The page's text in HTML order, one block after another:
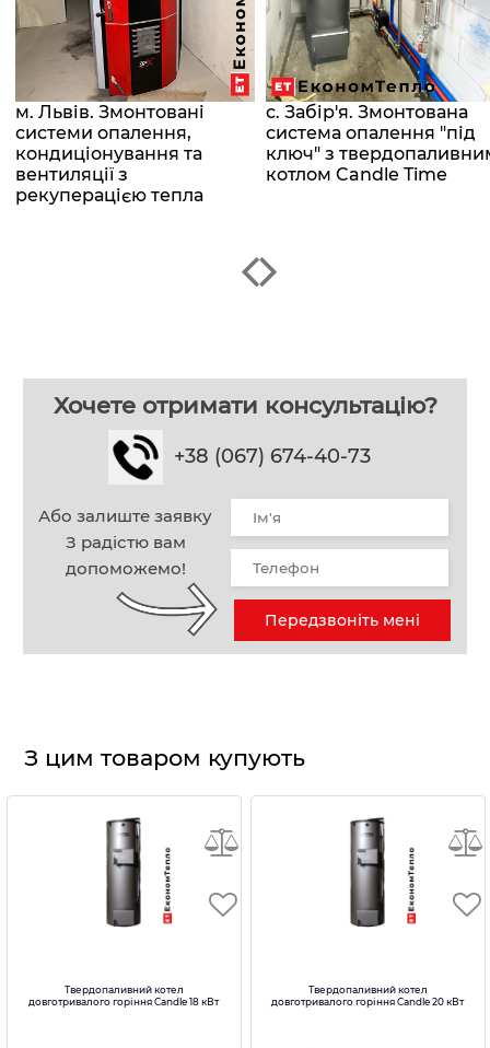
м. Львів. Змонтовані
системи опалення,
кондиціонування та
вентиляції з
рекуперацією тепла
с. Забір'я. Змонтована
система опалення "під
ключ" з
котлом Candle Time
Хочете отримати консультацію?
+38 (067) 674-40-73
Або залиште заявку
З радістю вам
допоможемо!
Передзвоніть мені
З цим товаром купують
Твердопаливний котел
довготривалого горіння Candle 18 кВт
Твердопаливний котел
довготривалого горіння Candle 20 кВт